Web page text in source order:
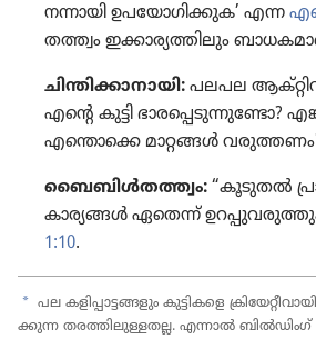
നന്നായി ഉപയോ​ഗി​ക്കുക’ എന്ന
തത്ത്വം ഇക്കാര്യ​ത്തി​ലും
ചിന്തി​ക്കാ​നാ​യി: പലപല
എന്റെ കുട്ടി ഭാര​പ്പെ​ടു​ന്നു​ണ്ടോ?
എന്തൊക്കെ മാറ്റങ്ങൾ
ബൈബിൾത​ത്ത്വം: “കൂടുതൽ
കാര്യങ്ങൾ ഏതെന്ന്‌
1:10.
a പല കളിപ്പാ​ട്ട​ങ്ങ​ളും കുട്ടി​കളെ
ക്കുന്ന തരത്തി​ലു​ള്ളതല്ല. എന്നാൽ